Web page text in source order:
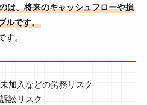
は、将来のキャッシュフローや損
ルです。
す。
加入などの労務リスク
訟リスク